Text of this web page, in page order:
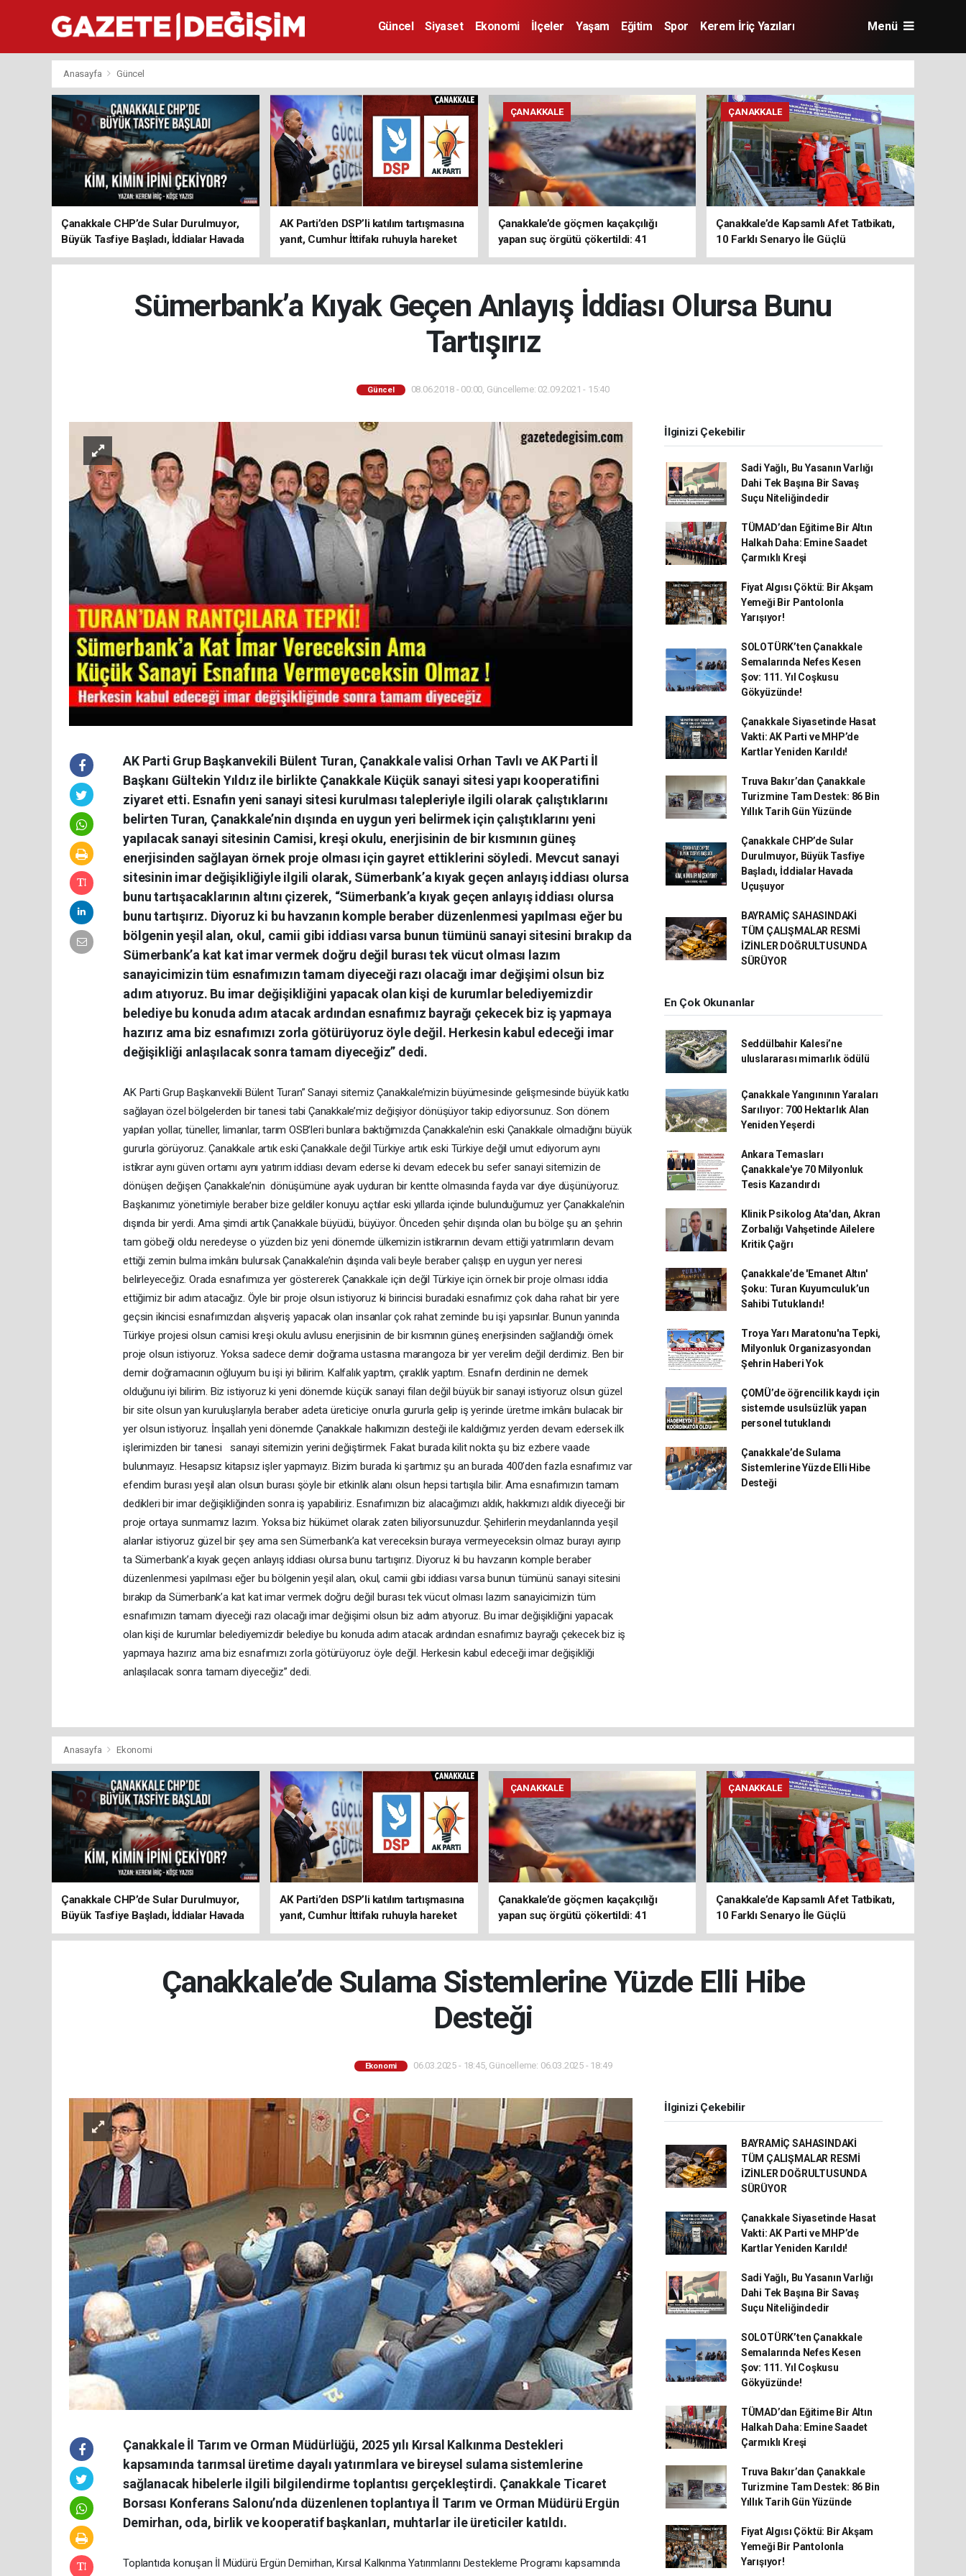
Güncel Siyaset Ekonomi İlçeler Yaşam Eğitim Spor Kerem İriç Yazıları Menü
Anasayfa Güncel
Çanakkale CHP’de Sular Durulmuyor,
Büyük Tasfiye Başladı, İddialar Havada
Uçuşuyor
AK Parti’den DSP’li katılım tartışmasına
yanıt, Cumhur İttifakı ruhuyla hareket
ediyoruz
ÇANAKKALE
Çanakkale’de göçmen kaçakçılığı
yapan suç örgütü çökertildi: 41
tutuklama
ÇANAKKALE
Çanakkale’de Kapsamlı Afet Tatbikatı,
10 Farklı Senaryo İle Güçlü
Koordinasyon
Sümerbank’a Kıyak Geçen Anlayış İddiası Olursa Bunu
Tartışırız
Güncel 08.06.2018 - 00:00, Güncelleme: 02.09.2021 - 15:40
AK Parti Grup Başkanvekili Bülent Turan, Çanakkale valisi Orhan Tavlı ve AK Parti İl
Başkanı Gültekin Yıldız ile birlikte Çanakkale Küçük sanayi sitesi yapı kooperatifini
ziyaret etti. Esnafın yeni sanayi sitesi kurulması talepleriyle ilgili olarak çalıştıklarını
belirten Turan, Çanakkale’nin dışında en uygun yeri belirmek için çalıştıklarını yeni
yapılacak sanayi sitesinin Camisi, kreşi okulu, enerjisinin de bir kısmının güneş
enerjisinden sağlayan örnek proje olması için gayret ettiklerini söyledi. Mevcut sanayi
sitesinin imar değişikliğiyle ilgili olarak, Sümerbank’a kıyak geçen anlayış iddiası olursa
bunu tartışacaklarının altını çizerek, “Sümerbank’a kıyak geçen anlayış iddiası olursa
bunu tartışırız. Diyoruz ki bu havzanın komple beraber düzenlenmesi yapılması eğer bu
bölgenin yeşil alan, okul, camii gibi iddiası varsa bunun tümünü sanayi sitesini bırakıp da
Sümerbank’a kat kat imar vermek doğru değil burası tek vücut olması lazım
sanayicimizin tüm esnafımızın tamam diyeceği razı olacağı imar değişimi olsun biz
adım atıyoruz. Bu imar değişikliğini yapacak olan kişi de kurumlar belediyemizdir
belediye bu konuda adım atacak ardından esnafımız bayrağı çekecek biz iş yapmaya
hazırız ama biz esnafımızı zorla götürüyoruz öyle değil. Herkesin kabul edeceği imar
değişikliği anlaşılacak sonra tamam diyeceğiz” dedi.
AK Parti Grup Başkanvekili Bülent Turan” Sanayi sitemiz Çanakkale’mizin büyümesinde gelişmesinde büyük katkı
sağlayan özel bölgelerden bir tanesi tabi Çanakkale’miz değişiyor dönüşüyor takip ediyorsunuz. Son dönem
yapılan yollar, tüneller, limanlar, tarım OSB’leri bunlara baktığımızda Çanakkale’nin eski Çanakkale olmadığını büyük
gururla görüyoruz. Çanakkale artık eski Çanakkale değil Türkiye artık eski Türkiye değil umut ediyorum aynı
istikrar aynı güven ortamı aynı yatırım iddiası devam ederse ki devam edecek bu sefer sanayi sitemizin de
dönüşen değişen Çanakkale’nin dönüşümüne ayak uyduran bir kentte olmasında fayda var diye düşünüyoruz.
Başkanımız yönetimiyle beraber bize geldiler konuyu açtılar eski yıllarda içinde bulunduğumuz yer Çanakkale’nin
dışında bir yerdi. Ama şimdi artık Çanakkale büyüdü, büyüyor. Önceden şehir dışında olan bu bölge şu an şehrin
tam göbeği oldu neredeyse o yüzden biz yeni dönemde ülkemizin istikrarının devam ettiği yatırımların devam
ettiği zemin bulma imkânı bulursak Çanakkale’nin dışında vali beyle beraber çalışıp en uygun yer neresi
belirleyeceğiz. Orada esnafımıza yer göstererek Çanakkale için değil Türkiye için örnek bir proje olması iddia
ettiğimiz bir adım atacağız. Öyle bir proje olsun istiyoruz ki birincisi buradaki esnafımız çok daha rahat bir yere
geçsin ikincisi esnafımızdan alışveriş yapacak olan insanlar çok rahat zeminde bu işi yapsınlar. Bunun yanında
Türkiye projesi olsun camisi kreşi okulu avlusu enerjisinin de bir kısmının güneş enerjisinden sağlandığı örnek
proje olsun istiyoruz. Yoksa sadece demir doğrama ustasına marangoza bir yer verelim değil derdimiz. Ben bir
demir doğramacının oğluyum bu işi iyi bilirim. Kalfalık yaptım, çıraklık yaptım. Esnafın derdinin ne demek
olduğunu iyi bilirim. Biz istiyoruz ki yeni dönemde küçük sanayi filan değil büyük bir sanayi istiyoruz olsun güzel
bir site olsun yan kuruluşlarıyla beraber adeta üreticiye onurla gururla gelip iş yerinde üretme imkânı bulacak bir
yer olsun istiyoruz. İnşallah yeni dönemde Çanakkale halkımızın desteği ile kaldığımız yerden devam edersek ilk
işlerimizden bir tanesi sanayi sitemizin yerini değiştirmek. Fakat burada kilit nokta şu biz ezbere vaade
bulunmayız. Hesapsız kitapsız işler yapmayız. Bizim burada ki şartımız şu an burada 400’den fazla esnafımız var
efendim burası yeşil alan olsun burası şöyle bir etkinlik alanı olsun hepsi tartışıla bilir. Ama esnafımızın tamam
dedikleri bir imar değişikliğinden sonra iş yapabiliriz. Esnafımızın biz alacağımızı aldık, hakkımızı aldık diyeceği bir
proje ortaya sunmamız lazım. Yoksa biz hükümet olarak zaten biliyorsunuzdur. Şehirlerin meydanlarında yeşil
alanlar istiyoruz güzel bir şey ama sen Sümerbank’a kat vereceksin buraya vermeyeceksin olmaz burayı ayırıp
ta Sümerbank’a kıyak geçen anlayış iddiası olursa bunu tartışırız. Diyoruz ki bu havzanın komple beraber
düzenlenmesi yapılması eğer bu bölgenin yeşil alan, okul, camii gibi iddiası varsa bunun tümünü sanayi sitesini
bırakıp da Sümerbank’a kat kat imar vermek doğru değil burası tek vücut olması lazım sanayicimizin tüm
esnafımızın tamam diyeceği razı olacağı imar değişimi olsun biz adım atıyoruz. Bu imar değişikliğini yapacak
olan kişi de kurumlar belediyemizdir belediye bu konuda adım atacak ardından esnafımız bayrağı çekecek biz iş
yapmaya hazırız ama biz esnafımızı zorla götürüyoruz öyle değil. Herkesin kabul edeceği imar değişikliği
anlaşılacak sonra tamam diyeceğiz” dedi.
İlginizi Çekebilir
Sadi Yağlı, Bu Yasanın Varlığı
Dahi Tek Başına Bir Savaş
Suçu Niteliğindedir
TÜMAD’dan Eğitime Bir Altın
Halkah Daha: Emine Saadet
Çarmıklı Kreşi
Fiyat Algısı Çöktü: Bir Akşam
Yemeği Bir Pantolonla
Yarışıyor!
SOLOTÜRK’ten Çanakkale
Semalarında Nefes Kesen
Şov: 111. Yıl Coşkusu
Gökyüzünde!
Çanakkale Siyasetinde Hasat
Vakti: AK Parti ve MHP’de
Kartlar Yeniden Karıldı!
Truva Bakır’dan Çanakkale
Turizmine Tam Destek: 86 Bin
Yıllık Tarih Gün Yüzünde
Çanakkale CHP’de Sular
Durulmuyor, Büyük Tasfiye
Başladı, İddialar Havada
Uçuşuyor
BAYRAMİÇ SAHASINDAKİ
TÜM ÇALIŞMALAR RESMİ
İZİNLER DOĞRULTUSUNDA
SÜRÜYOR
En Çok Okunanlar
Seddülbahir Kalesi’ne
uluslararası mimarlık ödülü
Çanakkale Yangınının Yaraları
Sarılıyor: 700 Hektarlık Alan
Yeniden Yeşerdi
Ankara Temasları
Çanakkale'ye 70 Milyonluk
Tesis Kazandırdı
Klinik Psikolog Ata'dan, Akran
Zorbalığı Vahşetinde Ailelere
Kritik Çağrı
Çanakkale’de 'Emanet Altın'
Şoku: Turan Kuyumculuk’un
Sahibi Tutuklandı!
Troya Yarı Maratonu'na Tepki,
Milyonluk Organizasyondan
Şehrin Haberi Yok
ÇOMÜ’de öğrencilik kaydı için
sistemde usulsüzlük yapan
personel tutuklandı
Çanakkale’de Sulama
Sistemlerine Yüzde Elli Hibe
Desteği
Anasayfa Ekonomi
Çanakkale CHP’de Sular Durulmuyor,
Büyük Tasfiye Başladı, İddialar Havada
Uçuşuyor
AK Parti’den DSP’li katılım tartışmasına
yanıt, Cumhur İttifakı ruhuyla hareket
ediyoruz
ÇANAKKALE
Çanakkale’de göçmen kaçakçılığı
yapan suç örgütü çökertildi: 41
tutuklama
ÇANAKKALE
Çanakkale’de Kapsamlı Afet Tatbikatı,
10 Farklı Senaryo İle Güçlü
Koordinasyon
Çanakkale’de Sulama Sistemlerine Yüzde Elli Hibe
Desteği
Ekonomi 06.03.2025 - 18:45, Güncelleme: 06.03.2025 - 18:49
Çanakkale İl Tarım ve Orman Müdürlüğü, 2025 yılı Kırsal Kalkınma Destekleri
kapsamında tarımsal üretime dayalı yatırımlara ve bireysel sulama sistemlerine
sağlanacak hibelerle ilgili bilgilendirme toplantısı gerçekleştirdi. Çanakkale Ticaret
Borsası Konferans Salonu’nda düzenlenen toplantıya İl Tarım ve Orman Müdürü Ergün
Demirhan, oda, birlik ve kooperatif başkanları, muhtarlar ile üreticiler katıldı.
Toplantıda konuşan İl Müdürü Ergün Demirhan, Kırsal Kalkınma Yatırımlarını Destekleme Programı kapsamında
İlginizi Çekebilir
BAYRAMİÇ SAHASINDAKİ
TÜM ÇALIŞMALAR RESMİ
İZİNLER DOĞRULTUSUNDA
SÜRÜYOR
Çanakkale Siyasetinde Hasat
Vakti: AK Parti ve MHP’de
Kartlar Yeniden Karıldı!
Sadi Yağlı, Bu Yasanın Varlığı
Dahi Tek Başına Bir Savaş
Suçu Niteliğindedir
SOLOTÜRK’ten Çanakkale
Semalarında Nefes Kesen
Şov: 111. Yıl Coşkusu
Gökyüzünde!
TÜMAD’dan Eğitime Bir Altın
Halkah Daha: Emine Saadet
Çarmıklı Kreşi
Truva Bakır’dan Çanakkale
Turizmine Tam Destek: 86 Bin
Yıllık Tarih Gün Yüzünde
Fiyat Algısı Çöktü: Bir Akşam
Yemeği Bir Pantolonla
Yarışıyor!